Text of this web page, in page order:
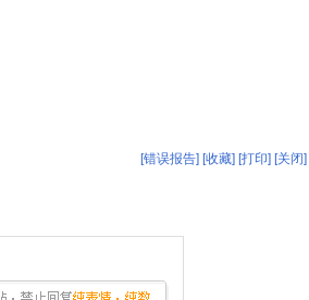
[错误报告] [收藏] [打印] [关闭]